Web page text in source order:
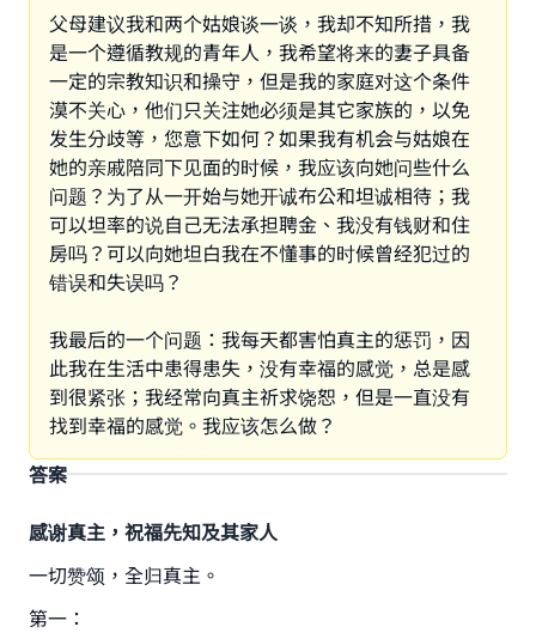
父母建议我和两个姑娘谈一谈，我却不知所措，我
是一个遵循教规的青年人，我希望将来的妻子具备
一定的宗教知识和操守，但是我的家庭对这个条件
漠不关心，他们只关注她必须是其它家族的，以免
发生分歧等，您意下如何？如果我有机会与姑娘在
她的亲戚陪同下见面的时候，我应该向她问些什么
问题？为了从一开始与她开诚布公和坦诚相待；我
可以坦率的说自己无法承担聘金、我没有钱财和住
房吗？可以向她坦白我在不懂事的时候曾经犯过的
错误和失误吗？
我最后的一个问题：我每天都害怕真主的惩罚，因
此我在生活中患得患失，没有幸福的感觉，总是感
到很紧张；我经常向真主祈求饶恕，但是一直没有
找到幸福的感觉。我应该怎么做？
答案
感谢真主，祝福先知及其家人
一切赞颂，全归真主。
第一：